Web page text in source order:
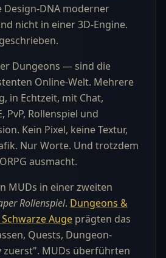
Design-DNA moderner
nicht in einer 3D-Engine.
Dungeons — sind die
Online-Welt. Mehrere
in Echtzeit, mit Chat,
PvP, Rollenspiel und
Kein Pixel, keine Textur,
Nur Worte. Und trotzdem
ausmacht.
MUDs in einer zweiten
Rollenspiel. Dungeons &
Schwarze Auge prägten das
Quests, Dungeon-
zuerst". MUDs überführten